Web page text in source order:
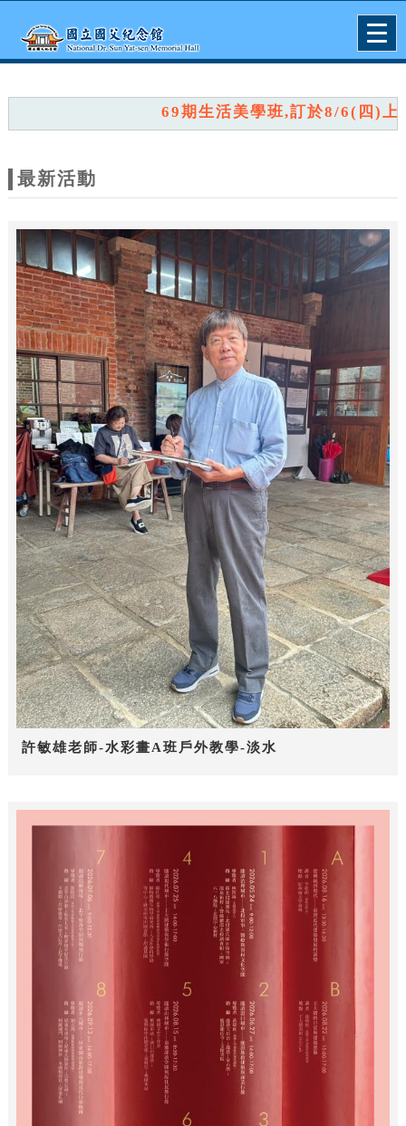
網
站
主
題
69期生活美學班,訂於8/6(四)上午9
最新活動
許敏雄老師-水彩畫A班戶外教學-淡水